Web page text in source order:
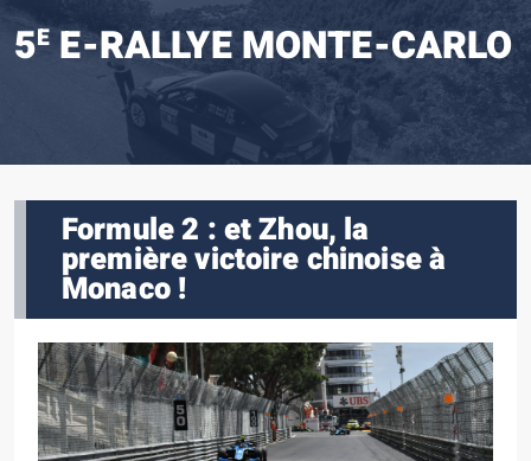
5EE-RALLYE MONTE-CARLO
Formule 2 : et Zhou, la
première victoire chinoise à
Monaco !